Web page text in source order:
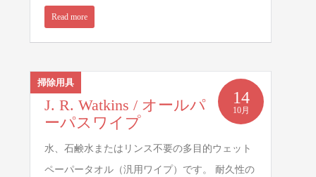
Read more
掃除用具
14
10月
J. R. Watkins / オールパ
ーパスワイプ
水、石鹸水またはリンス不要の多目的ウェット
ペーパータオル（汎用ワイプ）です。 耐久性の